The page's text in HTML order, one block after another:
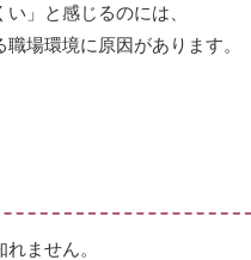
」と感じるのには、
場環境に原因があります。
ません。